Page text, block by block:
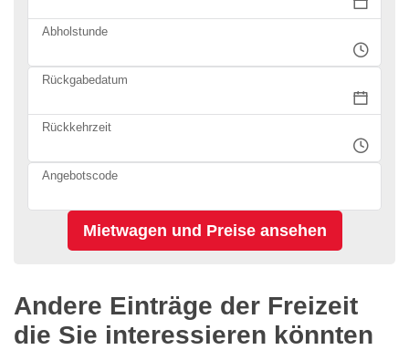
Abholstunde
Rückgabedatum
Rückkehrzeit
Angebotscode
Andere Einträge der Freizeit
die Sie interessieren könnten